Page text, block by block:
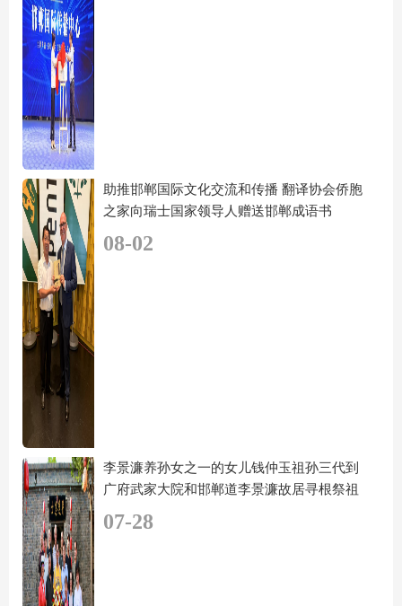
助推邯郸国际文化交流和传播 翻译协会侨胞
之家向瑞士国家领导人赠送邯郸成语书
08-02
李景濂养孙女之一的女儿钱仲玉祖孙三代到
广府武家大院和邯郸道李景濂故居寻根祭祖
07-28